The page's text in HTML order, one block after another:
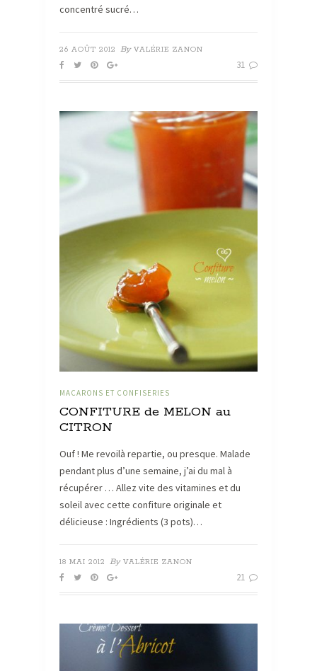
concentré sucré…
26 AOÛT 2012 By VALÉRIE ZANON
31
MACARONS ET CONFISERIES
CONFITURE de MELON au
CITRON
Ouf ! Me revoilà repartie, ou presque. Malade
pendant plus d’une semaine, j’ai du mal à
récupérer … Allez vite des vitamines et du
soleil avec cette confiture originale et
délicieuse : Ingrédients (3 pots)…
18 MAI 2012 By VALÉRIE ZANON
21